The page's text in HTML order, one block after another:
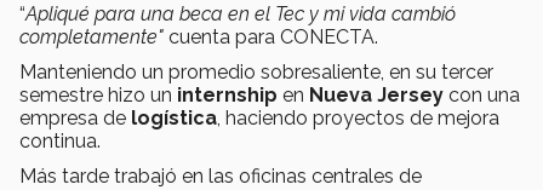
“Apliqué para una beca en el Tec y mi vida cambió
completamente" cuenta para CONECTA.
Manteniendo un promedio sobresaliente, en su tercer
semestre hizo un internship en Nueva Jersey con una
empresa de logística , haciendo proyectos de mejora
continua.
Más tarde trabajó en las oficinas centrales de